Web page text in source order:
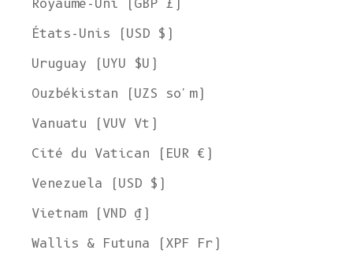
Royaume-Uni (GBP £)
États-Unis (USD $)
Uruguay (UYU $U)
Ouzbékistan (UZS so'm)
Vanuatu (VUV Vt)
Cité du Vatican (EUR €)
Venezuela (USD $)
Vietnam (VND ₫)
Wallis & Futuna (XPF Fr)